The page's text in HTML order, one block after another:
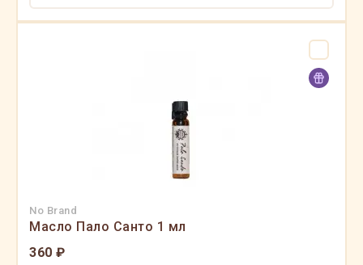
No Brand
Масло Пало Санто 1 мл
360 ₽